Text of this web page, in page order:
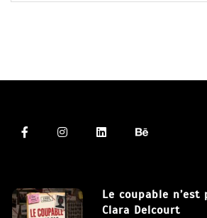
Le coupable n’est
Clara Delcourt